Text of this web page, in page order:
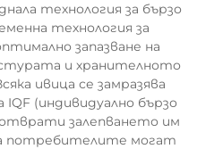
технология за бързо
технология за
запазване на
и хранителното
ивица се замразява
(индивидуално бързо
залепването им
потребителите могат